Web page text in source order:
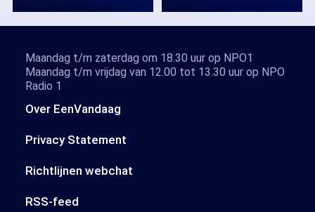
Over EenVandaag
Privacy Statement
Richtlijnen webchat
RSS-feed
Maandag t/m zaterdag om 18.30 uur op NPO1
Maandag t/m vrijdag van 12.00 tot 13.30 uur op NPO
Radio 1